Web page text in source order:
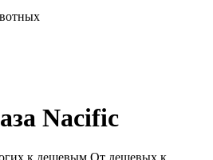
Nacific
к дешевым От дешевых к